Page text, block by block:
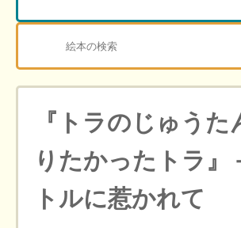
『トラのじゅうた
りたかったトラ』
トルに惹かれて